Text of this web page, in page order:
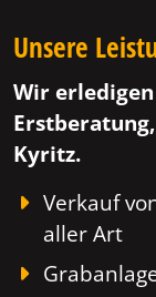
Unsere
Wir
Kyritz.
Verkauf
aller Art